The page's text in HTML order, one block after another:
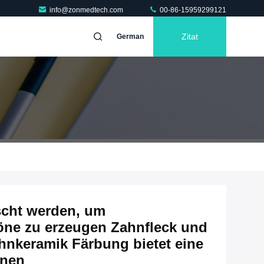
info@zonmedtech.com 00-86-15959299121
German Zitat
werden, um
zu erzeugen Zahnfleck und
Färbung bietet eine